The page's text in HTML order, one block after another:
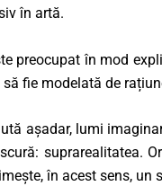
în artă.
preocupat în mod
fie modelată de
așadar, lumi
suprarealitatea.
în acest sens,